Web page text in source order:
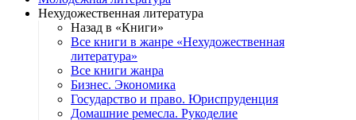
Нехудожественная литература
Назад в «Книги»
Все книги в жанре «Нехудожественная
литература»
Все книги жанра
Бизнес. Экономика
Государство и право. Юриспруденция
Домашние ремесла. Рукоделие